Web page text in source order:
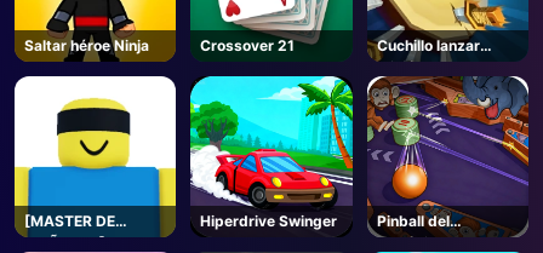
Saltar héroe Ninja Crossover 21
Cuchillo lanzar
misión
[MASTER DE
MUÑECAS]
Hiperdrive Swinger
Pinball del
zoológico